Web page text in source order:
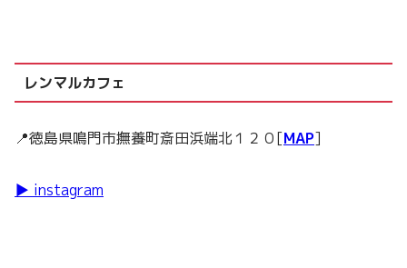
レンマルカフェ
📍徳島県鳴門市撫養町斎田浜端北１２０[MAP]
▶ instagram